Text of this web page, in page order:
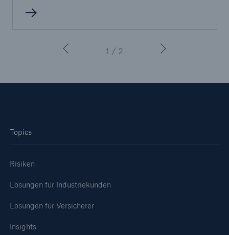
1 / 2
Topics
Risiken
Lösungen für Industriekunden
Lösungen für Versicherer
Insights